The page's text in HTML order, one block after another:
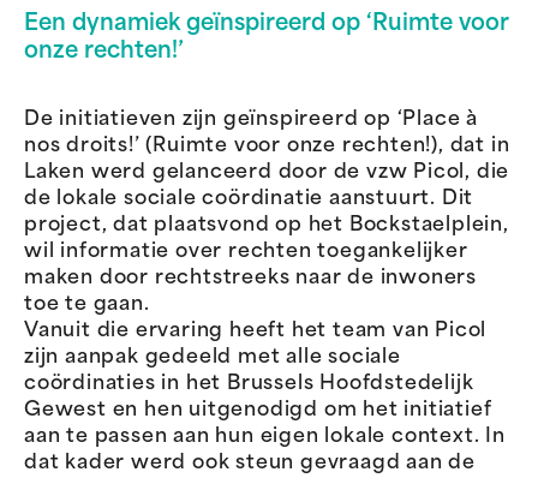
Een dynamiek geïnspireerd op ‘Ruimte voor
onze rechten!’
De initiatieven zijn geïnspireerd op ‘Place à
nos droits!’ (Ruimte voor onze rechten!), dat in
Laken werd gelanceerd door de vzw Picol, die
de lokale sociale coördinatie aanstuurt. Dit
project, dat plaatsvond op het Bockstaelplein,
wil informatie over rechten toegankelijker
maken door rechtstreeks naar de inwoners
toe te gaan.
Vanuit die ervaring heeft het team van Picol
zijn aanpak gedeeld met alle sociale
coördinaties in het Brussels Hoofdstedelijk
Gewest en hen uitgenodigd om het initiatief
aan te passen aan hun eigen lokale context. In
dat kader werd ook steun gevraagd aan de